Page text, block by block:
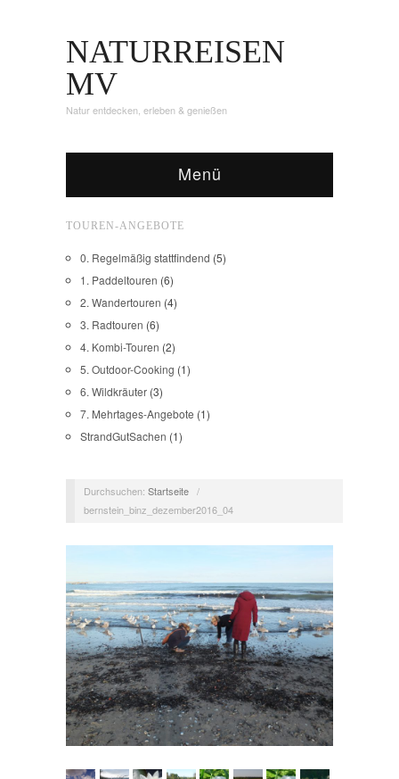
NATURREISEN
MV
Natur entdecken, erleben & genießen
Menü
TOUREN-ANGEBOTE
0. Regelmäßig stattfindend (5)
1. Paddeltouren (6)
2. Wandertouren (4)
3. Radtouren (6)
4. Kombi-Touren (2)
5. Outdoor-Cooking (1)
6. Wildkräuter (3)
7. Mehrtages-Angebote (1)
StrandGutSachen (1)
Durchsuchen: Startseite /
bernstein_binz_dezember2016_04